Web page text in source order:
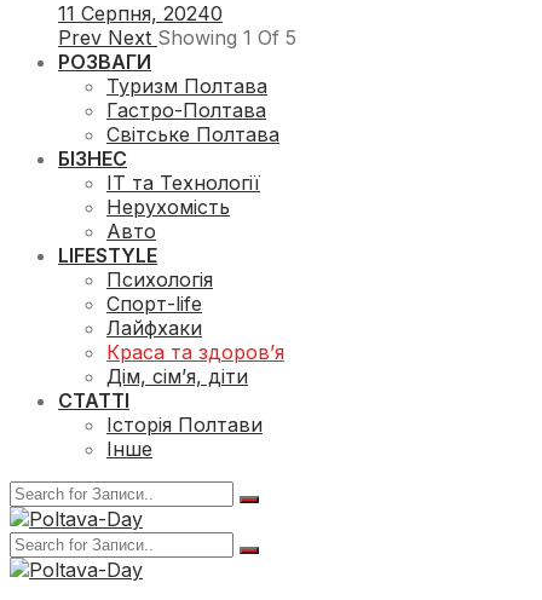
11 Серпня, 20240
Prev Next Showing 1 Of 5
РОЗВАГИ
Туризм Полтава
Гастро-Полтава
Світське Полтава
БІЗНЕС
ІТ та Технології
Нерухомість
Авто
LIFESTYLE
Психологія
Спорт-life
Лайфхаки
Краса та здоров’я
Дім, сім’я, діти
СТАТТІ
Історія Полтави
Інше